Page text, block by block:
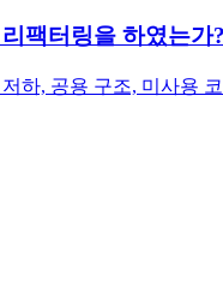
팩터링을 하였는가?
하, 공용 구조, 미사용